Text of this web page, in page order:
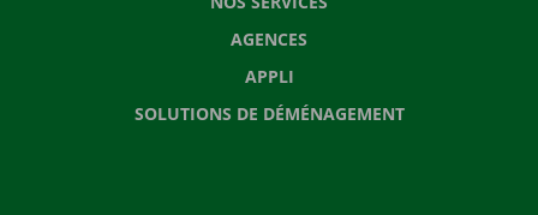
AGENCES
APPLI
SOLUTIONS DE DÉMÉNAGEMENT